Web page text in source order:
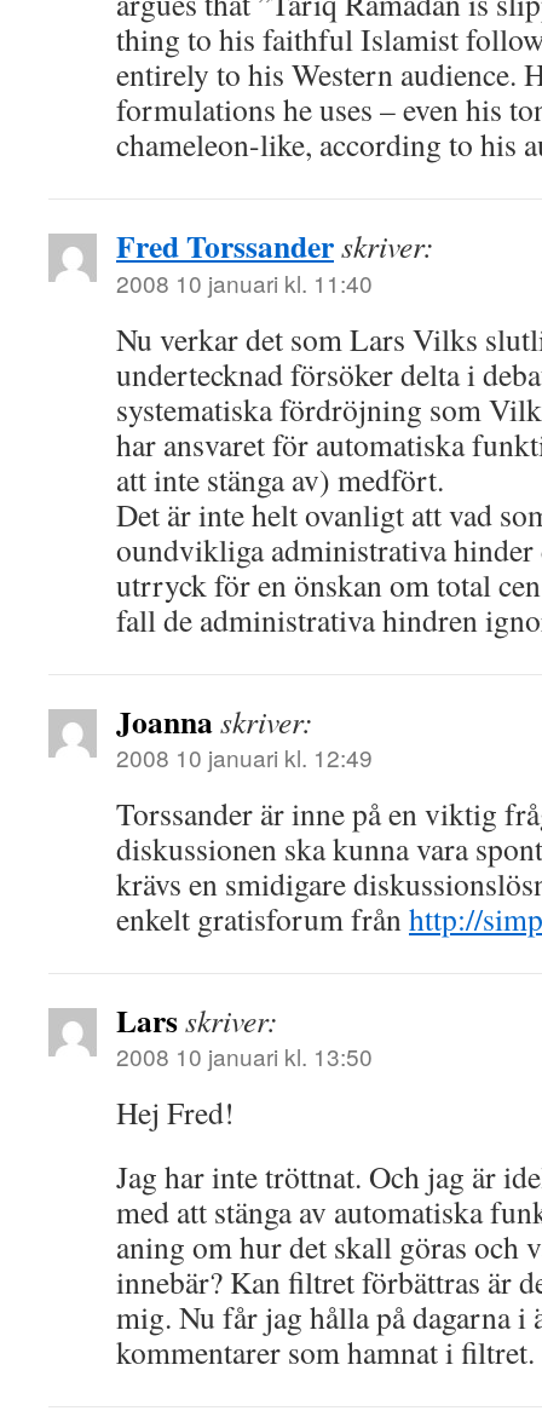
thing to his faithful Islamist
entirely to his Western audience.
formulations he uses – even his
chameleon-like, according to his
Fred Torssanderskriver:
2008 10 januari kl. 11:40
Nu verkar det som Lars Vilks
undertecknad försöker delta i
systematiska fördröjning som
har ansvaret för automatiska
att inte stänga av) medfört.
Det är inte helt ovanligt att vad
oundvikliga administrativa hinder
utrryck för en önskan om total
fall de administrativa hindren
Joannaskriver:
2008 10 januari kl. 12:49
Torssander är inne på en viktig
diskussionen ska kunna vara
krävs en smidigare
enkelt gratisforum frånhttp://
Larsskriver:
2008 10 januari kl. 13:50
Hej Fred!
Jag har inte tröttnat. Och jag är
med att stänga av automatiska
aning om hur det skall göras och
innebär? Kan filtret förbättras är
mig. Nu får jag hålla på dagarna i
kommentarer som hamnat i filtret.